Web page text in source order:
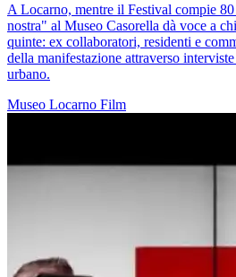
A Locarno, mentre il Festival compie
nostra" al Museo Casorella dà voce a
quinte: ex collaboratori, residenti e
della manifestazione attraverso
urbano.
Museo Locarno Film